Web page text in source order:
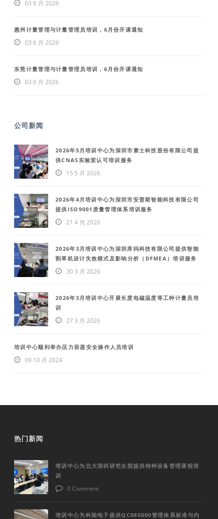
03 6 月 2026
惠州计量管理与计量管理员培训，6月份开课通知
03 6 月 2026
东莞计量管理与计量管理员培训，6月份开课通知
03 6 月 2026
公司新闻
2026年5月培训中心为深圳市素士科技股份有限公司提
供CNAS实验室认可培训服务
15 5 月 2026
2026年4月培训中心为深圳市安普斯智能科技有限公司
提供ISO9001质量管理体系培训服务
21 4 月 2026
2026年3月培训中心为深圳库犸科技有限公司提供智能
割草机设计失效模式及影响分析（DFMEA）培训服务
30 3 月 2026
2026年3月培训中心开展长度电磁温度等工种计量员培
训
27 3 月 2026
培训中心顺利举办压力容器安全操作人员培训
09 10 月 2024
热门新闻
培训中心为北大深圳研究生院提供特种设备管理课程培
训
0 Comment
培训中心为科陆电子提供QC080000管理体系标准与内